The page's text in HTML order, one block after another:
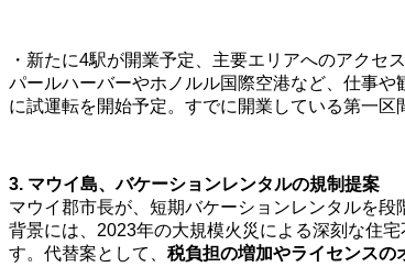
・新たに4駅が開業予定、主要エリアへのアクセ
パールハーバーやホノルル国際空港など、仕事
に試運転を開始予定。すでに開業している第一
3. マウイ島、バケーションレンタルの規制提案
マウイ郡市長が、短期バケーションレンタルを段
背景には、2023年の大規模火災による深刻な住
す。代替案として、 税負担の増加やライセンスの